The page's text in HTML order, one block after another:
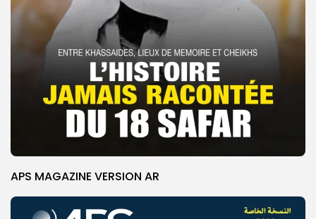
APS MAGAZINE VERSION AR